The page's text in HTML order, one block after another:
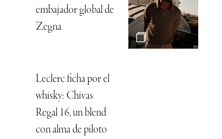
embajador global de
Zegna
Leclerc ficha por el
whisky: Chivas
Regal 16, un blend
con alma de piloto